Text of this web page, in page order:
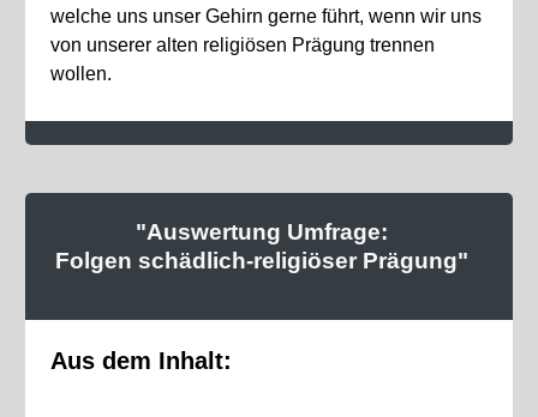
welche uns unser Gehirn gerne führt, wenn wir uns
von unserer alten religiösen Prägung trennen
wollen.
Aus dem Inhalt:
"Auswertung Umfrage:
Folgen schädlich-religiöser Prägung"